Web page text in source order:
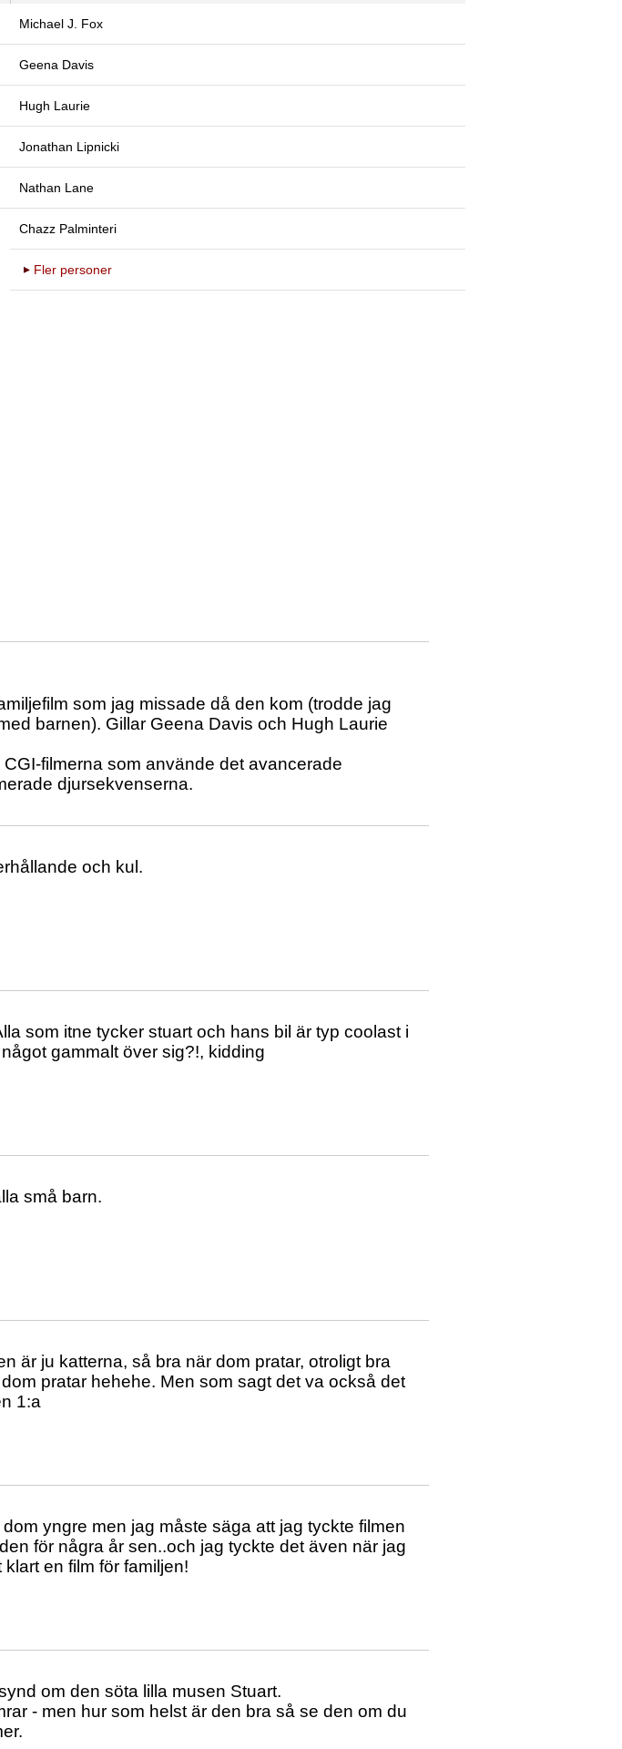
Michael J. Fox
Geena Davis
Hugh Laurie
Jonathan Lipnicki
Nathan Lane
Chazz Palminteri
Fler personer
som jag missade då den kom (trodde jag
barnen). Gillar Geena Davis och Hugh Laurie
filmerna som använde det avancerade
djursekvenserna.
och kul.
som itne tycker stuart och hans bil är typ coolast i
gammalt över sig?!, kidding
små barn.
är ju katterna, så bra när dom pratar, otroligt bra
pratar hehehe. Men som sagt det va också det
1:a
yngre men jag måste säga att jag tyckte filmen
för några år sen..och jag tyckte det även när jag
en film för familjen!
om den söta lilla musen Stuart.
- men hur som helst är den bra så se den om du